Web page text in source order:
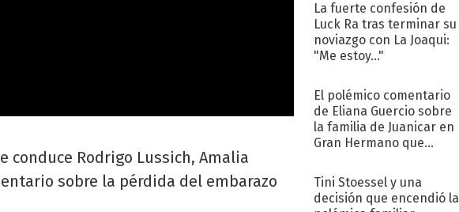
conduce Rodrigo Lussich, Amalia
sobre la pérdida del embarazo
La fuerte confesión de
Luck Ra tras terminar su
noviazgo con La Joaqui:
"Me estoy..."
El polémico comentario
de Eliana Guercio sobre
la familia de Juanicar en
Gran Hermano que
Tini Stoessel y una
decisión que encendió la